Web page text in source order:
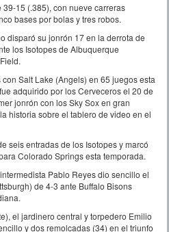
15 (.385), con nueve carreras
bases por bolas y tres robos.
disparó su jonrón 17 en la derrota de
los Isotopes de Albuquerque
Salt Lake (Angels) en 65 juegos esta
adquirido por los Cerveceros el 20 de
jonrón con los Sky Sox en gran
historia sobre el tablero de video en el
seis entradas de los Isotopes y marcó
Colorado Springs esta temporada.
Pablo Reyes dio sencillo el
de 4-3 ante Buffalo Bisons
el jardinero central y torpedero Emilio
y dos remolcadas (34) en el triunfo